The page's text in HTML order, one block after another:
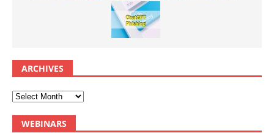
ARCHIVES
WEBINARS